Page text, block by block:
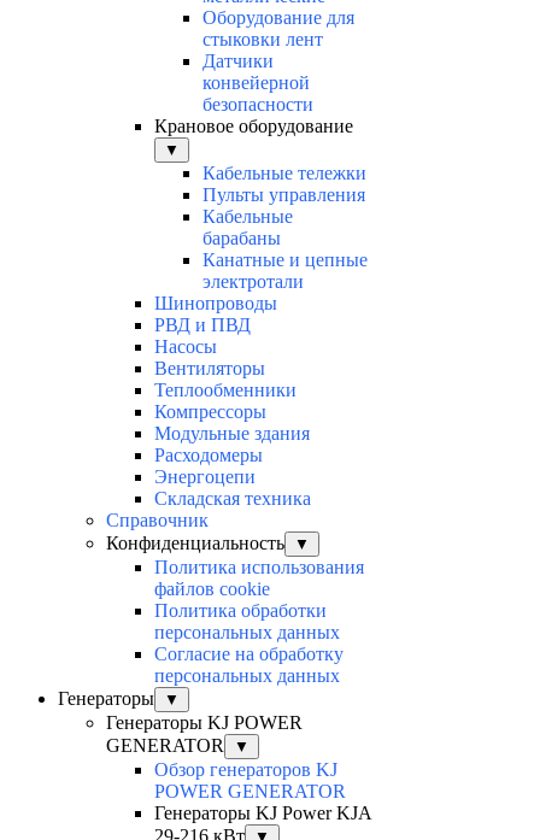
Оборудование для
стыковки лент
Датчики
конвейерной
безопасности
Крановое оборудование
▼
Кабельные тележки
Пульты управления
Кабельные
барабаны
Канатные и цепные
электротали
Шинопроводы
РВД и ПВД
Насосы
Вентиляторы
Теплообменники
Компрессоры
Модульные здания
Расходомеры
Энергоцепи
Складская техника
Справочник
Конфиденциальность
▼
Политика использования
файлов cookie
Политика обработки
персональных данных
Согласие на обработку
персональных данных
Генераторы
▼
Генераторы KJ POWER
GENERATOR
▼
Обзор генераторов KJ
POWER GENERATOR
Генераторы KJ Power KJA